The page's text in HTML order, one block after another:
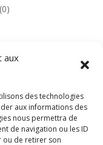
aux
des technologies
aux informations des
nous permettra de
de navigation ou les ID
ou de retirer son
(0)